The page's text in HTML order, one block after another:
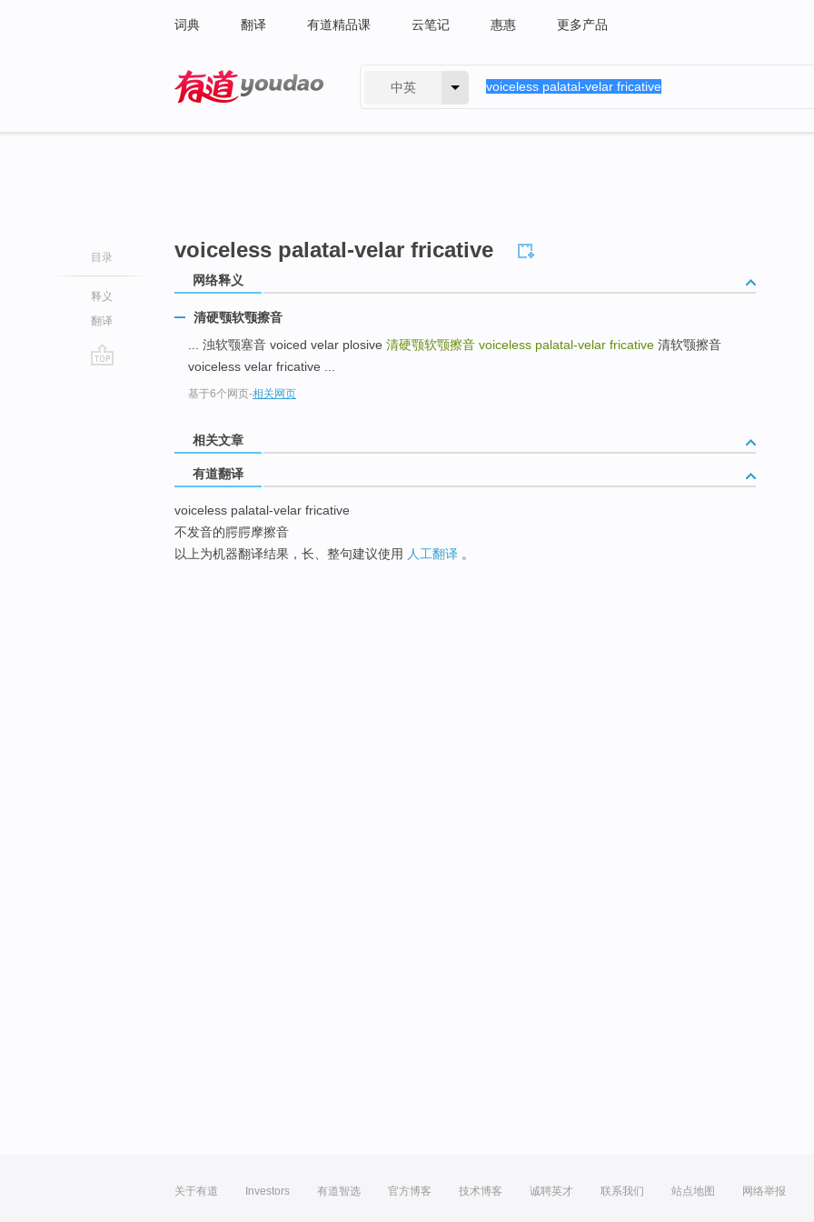
词典 翻译 有道精品课 云笔记 惠惠 更多产品
中英
目录
释义
翻译
voiceless palatal-velar fricative
网络释义
清硬颚软颚擦音
... 浊软颚塞音 voiced velar plosive 清硬颚软颚擦音 voiceless palatal-velar fricative 清软颚擦音
voiceless velar fricative ...
基于6个网页-相关网页
相关文章
有道翻译
voiceless palatal-velar fricative
不发音的腭腭摩擦音
以上为机器翻译结果，长、整句建议使用 人工翻译 。
关于有道 Investors 有道智选 官方博客 技术博客 诚聘英才 联系我们 站点地图 网络举报